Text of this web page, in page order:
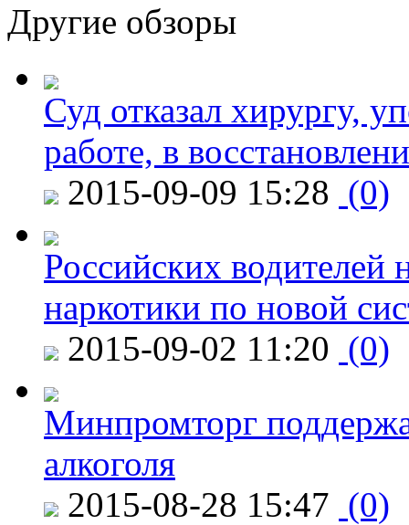
Другие обзоры
Суд отказал хирургу,
работе, в
2015-09-09 15:28 (0)
Российских водителей
наркотики по новой
2015-09-02 11:20 (0)
Минпромторг
алкоголя
2015-08-28 15:47 (0)